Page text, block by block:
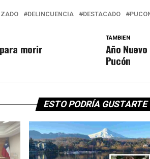
DELINCUENCIA DESTACADO
TAMBIEN
Año
Pucón
morir
ESTO PODRÍA GUSTARTE